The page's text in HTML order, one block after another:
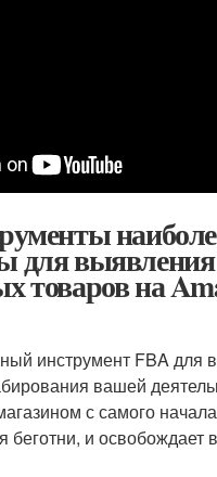
для
товаров на
инструмент FBA для
вашей
с самого
беготни, и освобождает